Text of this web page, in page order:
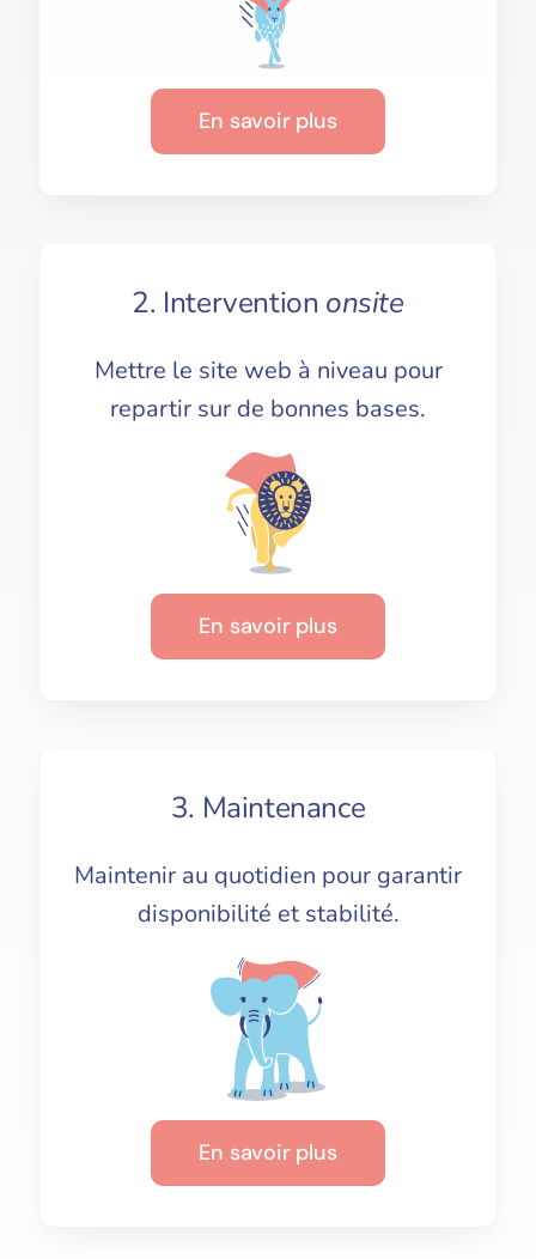
En savoir plus
2. Intervention onsite
Mettre le site web à niveau pour
repartir sur de bonnes bases.
En savoir plus
3. Maintenance
Maintenir au quotidien pour garantir
disponibilité et stabilité.
En savoir plus